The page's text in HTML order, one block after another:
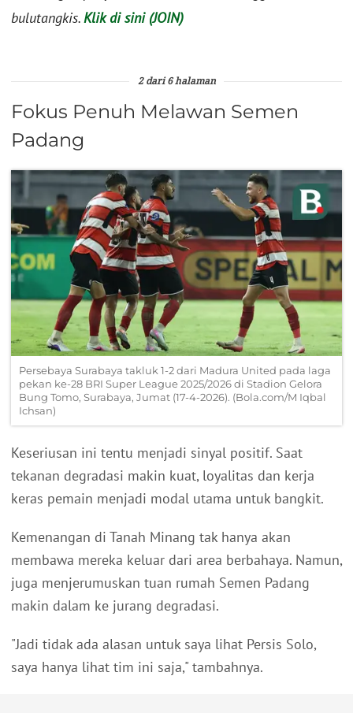
bulutangkis.Klik di sini (JOIN)
2 dari 6 halaman
Fokus Penuh Melawan Semen
Padang
Persebaya Surabaya takluk 1-2 dari Madura United pada laga
pekan ke-28 BRI Super League 2025/2026 di Stadion Gelora
Bung Tomo, Surabaya, Jumat (17-4-2026). (Bola.com/M Iqbal
Ichsan)
Keseriusan ini tentu menjadi sinyal positif. Saat
tekanan degradasi makin kuat, loyalitas dan kerja
keras pemain menjadi modal utama untuk bangkit.
Kemenangan di Tanah Minang tak hanya akan
membawa mereka keluar dari area berbahaya. Namun,
juga menjerumuskan tuan rumah Semen Padang
makin dalam ke jurang degradasi.
"Jadi tidak ada alasan untuk saya lihat Persis Solo,
saya hanya lihat tim ini saja," tambahnya.